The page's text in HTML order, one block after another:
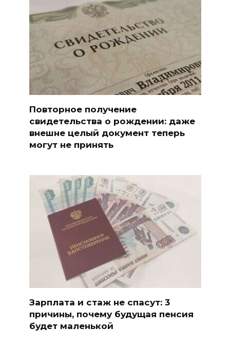
Повторное получение
свидетельства о рождении: даже
внешне целый документ теперь
могут не принять
Зарплата и стаж не спасут: 3
причины, почему будущая пенсия
будет маленькой